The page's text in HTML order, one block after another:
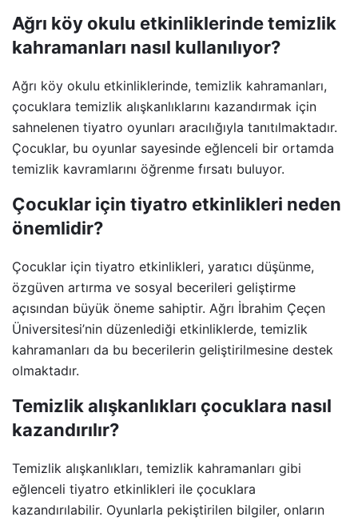
Ağrı köy okulu etkinliklerinde temizlik
kahramanları nasıl kullanılıyor?
Ağrı köy okulu etkinliklerinde, temizlik kahramanları,
çocuklara temizlik alışkanlıklarını kazandırmak için
sahnelenen tiyatro oyunları aracılığıyla tanıtılmaktadır.
Çocuklar, bu oyunlar sayesinde eğlenceli bir ortamda
temizlik kavramlarını öğrenme fırsatı buluyor.
Çocuklar için tiyatro etkinlikleri neden
önemlidir?
Çocuklar için tiyatro etkinlikleri, yaratıcı düşünme,
özgüven artırma ve sosyal becerileri geliştirme
açısından büyük öneme sahiptir. Ağrı İbrahim Çeçen
Üniversitesi’nin düzenlediği etkinliklerde, temizlik
kahramanları da bu becerilerin geliştirilmesine destek
olmaktadır.
Temizlik alışkanlıkları çocuklara nasıl
kazandırılır?
Temizlik alışkanlıkları, temizlik kahramanları gibi
eğlenceli tiyatro etkinlikleri ile çocuklara
kazandırılabilir. Oyunlarla pekiştirilen bilgiler, onların